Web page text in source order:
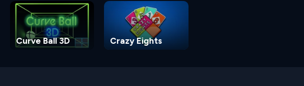
Curve Ball 3D Crazy Eights